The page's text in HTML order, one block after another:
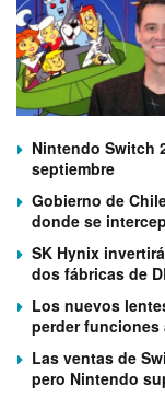
Nintendo Switch
septiembre
Gobierno de
donde se
SK Hynix
dos fábricas de
Los nuevos
perder funciones
Las ventas de
pero Nintendo